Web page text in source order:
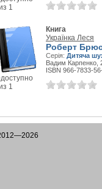
1
1
Книга
Українка Леся
Роберт
Серія: Дитяча
Вадим Карпенко,
ISBN 966-7833-